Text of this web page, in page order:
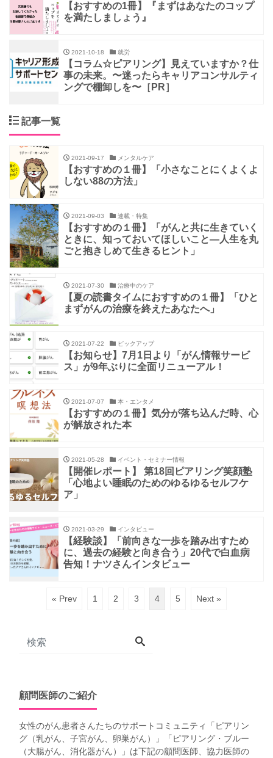
【おすすめの1冊】『まずはあなたのコップ
を満たしましょう』
2021-10-18 就労
【コラム☆ピアリング】見えていますか？仕
事の未来。〜迷ったらキャリアコンサルティ
ングで棚卸しを〜［PR］
記事一覧
2021-09-17 メンタルケア
【おすすめの１冊】「小さなことにくよくよ
しない88の方法」
2021-09-03 連載・特集
【おすすめの１冊】「がんと共に生きていく
ときに、知っておいてほしいこと―人生を丸
ごと抱きしめて生きるヒント」
2021-07-30 治療中のケア
【夏の読書タイムにおすすめの１冊】「ひと
まずがんの治療を終えたあなたへ」
2021-07-22 ピックアップ
【お知らせ】7月1日より「がん情報サービ
ス」が9年ぶりに全面リニューアル！
2021-07-07 本・エンタメ
【おすすめの１冊】気分が落ち込んだ時、心
が解放された本
2021-05-28 イベント・セミナー情報
【開催レポート】 第18回ピアリング笑顔塾
「心地よい睡眠のためのゆるゆるセルフケ
ア」
2021-03-29 インタビュー
【経験談】「前向きな一歩を踏み出すため
に、過去の経験と向き合う」20代で白血病
告知！ナツさんインタビュー
« Prev 1 2 3 4 5 Next »
顧問医師のご紹介
女性のがん患者さんたちのサポートコミュニティ「 ピアリン
グ（乳がん、子宮がん、卵巣がん）
」「 ピアリング・ブルー
（大腸がん、消化器がん）
」は下記の顧問医師、協力医師の